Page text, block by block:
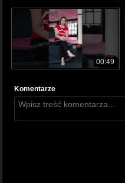
00:49
Komentarze